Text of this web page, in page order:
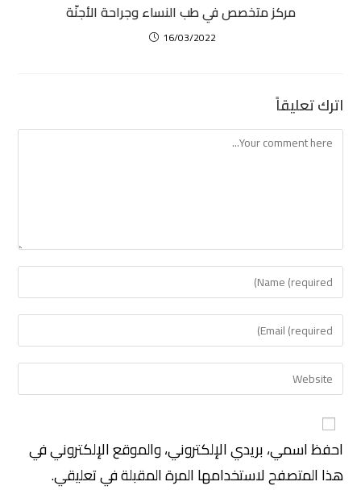
مركز متخصص في طب النساء وجراحة الأجنّة
16/03/2022
اترك تعليقاً
احفظ اسمي، بريدي الإلكتروني، والموقع الإلكتروني في
هذا المتصفح لاستخدامها المرة المقبلة في تعليقي.